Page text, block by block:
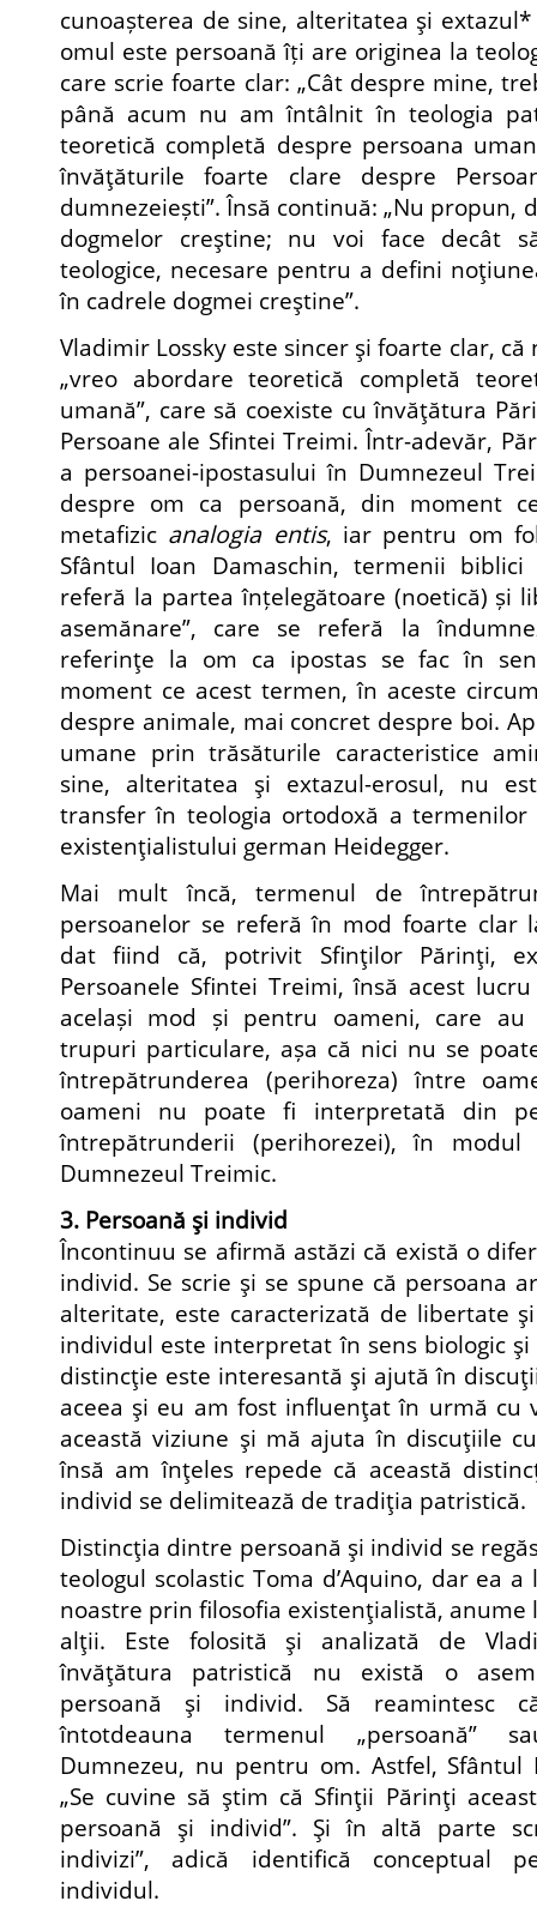
cunoașterea de sine, alteritatea şi extazul*
omul este persoană îți are originea la
care scrie foarte clar: „Cât despre mine,
până acum nu am întâlnit în teologia
teoretică completă despre persoana
învăţăturile foarte clare despre
dumnezeiești”. Însă continuă: „Nu propun,
dogmelor creştine; nu voi face decât
teologice, necesare pentru a defini
în cadrele dogmei creştine”.
Vladimir Lossky este sincer şi foarte clar, că
„vreo abordare teoretică completă
umană”, care să coexiste cu învăţătura
Persoane ale Sfintei Treimi. Într-adevăr,
a persoanei-ipostasului în Dumnezeul
despre om ca persoană, din moment
metafizic analogia entis, iar pentru om
Sfântul Ioan Damaschin, termenii
referă la partea înțelegătoare (noetică) și
asemănare”, care se referă la
referinţe la om ca ipostas se fac în
moment ce acest termen, în aceste
despre animale, mai concret despre boi.
umane prin trăsăturile caracteristice
sine, alteritatea şi extazul-erosul, nu
transfer în teologia ortodoxă a
existenţialistului german Heidegger.
Mai mult încă, termenul de
persoanelor se referă în mod foarte clar
dat fiind că, potrivit Sfinţilor Părinţi,
Persoanele Sfintei Treimi, însă acest
același mod și pentru oameni, care
trupuri particulare, așa că nici nu se
întrepătrunderea (perihoreza) între
oameni nu poate fi interpretată din
întrepătrunderii (perihorezei), în
Dumnezeul Treimic.
3. Persoană şi individ
Încontinuu se afirmă astăzi că există o
individ. Se scrie şi se spune că persoana
alteritate, este caracterizată de libertate
individul este interpretat în sens biologic
distincţie este interesantă şi ajută în
aceea şi eu am fost influenţat în urmă cu
această viziune şi mă ajuta în discuţiile
însă am înţeles repede că această
individ se delimitează de tradiţia patristică.
Distincţia dintre persoană şi individ se
teologul scolastic Toma d’Aquino, dar ea
noastre prin filosofia existenţialistă, anume
alţii. Este folosită şi analizată de
învăţătura patristică nu există o
persoană şi individ. Să reamintesc
întotdeauna termenul „persoană”
Dumnezeu, nu pentru om. Astfel, Sfântul
„Se cuvine să ştim că Sfinţii Părinţi
persoană şi individ”. Şi în altă parte
indivizi”, adică identifică conceptual
individul.